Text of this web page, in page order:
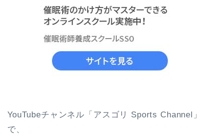
YouTubeチャンネル「アスゴリ Sports Channel」
で、